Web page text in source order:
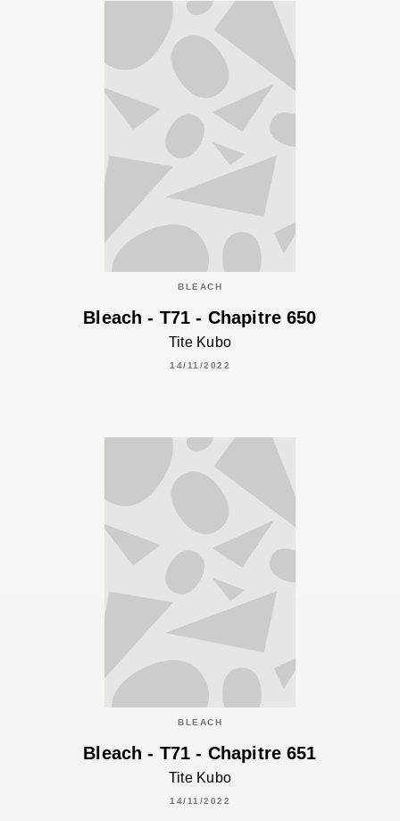
BLEACH
Bleach - T71 - Chapitre 650
Tite Kubo
14/11/2022
BLEACH
Bleach - T71 - Chapitre 651
Tite Kubo
14/11/2022